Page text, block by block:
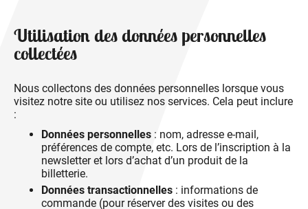
Utilisation des données personnelles
collectées
Nous collectons des données personnelles lorsque vous
visitez notre site ou utilisez nos services. Cela peut inclure
:
Données personnelles : nom, adresse e-mail,
préférences de compte, etc. Lors de l’inscription à la
newsletter et lors d’achat d’un produit de la
billetterie.
Données transactionnelles : informations de
commande (pour réserver des visites ou des